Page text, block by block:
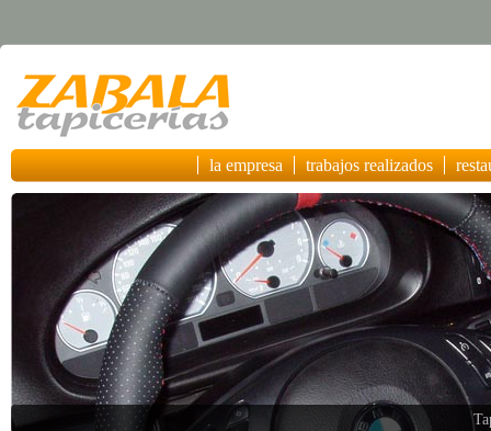
la empresa trabajos realizados